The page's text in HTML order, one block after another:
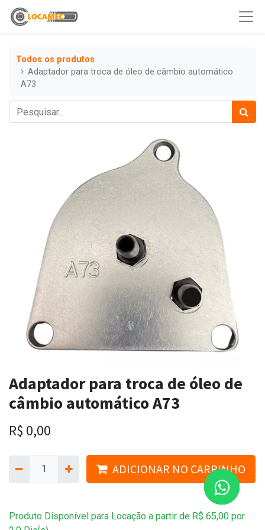
Todos os produtos
Adaptador para troca de óleo de câmbio automático
A73
Adaptador para troca de óleo de
câmbio automático A73
R$ 0,00
ADICIONAR NO CARRINHO
Produto Disponível para Locação a partir de R$ 65,00 por